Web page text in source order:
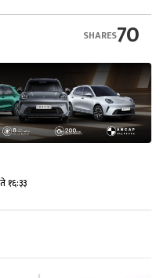
70
SHARES
१६:३३